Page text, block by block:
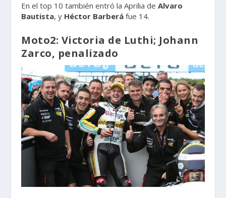
En el top 10 también entró la Aprilia deAlvaro
Bautista, y Héctor Barberá fue 14.
Moto2: Victoria de Luthi; Johann
Zarco, penalizado